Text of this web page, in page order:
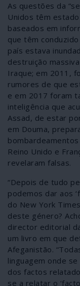
As questões da
Unidos têm
baseados em
que têm
país estava
destruição
Iraque; em 2011,
rumores de que
e em 2017 foram
inteligência que
Assad, de estar
em Douma,
Reino Unido e
revelaram falsas.
“Depois de tudo
podemos dar aos
do New York
deste género?
director editorial
um livro em que
Afeganistão.
linguagem onde
dos factos
se a relatar o